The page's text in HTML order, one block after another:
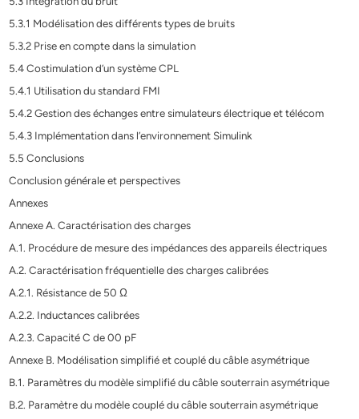
5.3.1 Modélisation des différents types de bruits
5.3.2 Prise en compte dans la simulation
5.4 Costimulation d’un système CPL
5.4.1 Utilisation du standard FMI
5.4.2 Gestion des échanges entre simulateurs électrique et télécom
5.4.3 Implémentation dans l’environnement Simulink
5.5 Conclusions
Conclusion générale et perspectives
Annexes
Annexe A. Caractérisation des charges
A.1. Procédure de mesure des impédances des appareils électriques
A.2. Caractérisation fréquentielle des charges calibrées
A.2.1. Résistance de 50 Ω
A.2.2. Inductances calibrées
A.2.3. Capacité C de 00 pF
Annexe B. Modélisation simplifié et couplé du câble asymétrique
B.1. Paramètres du modèle simplifié du câble souterrain asymétrique
B.2. Paramètre du modèle couplé du câble souterrain asymétrique